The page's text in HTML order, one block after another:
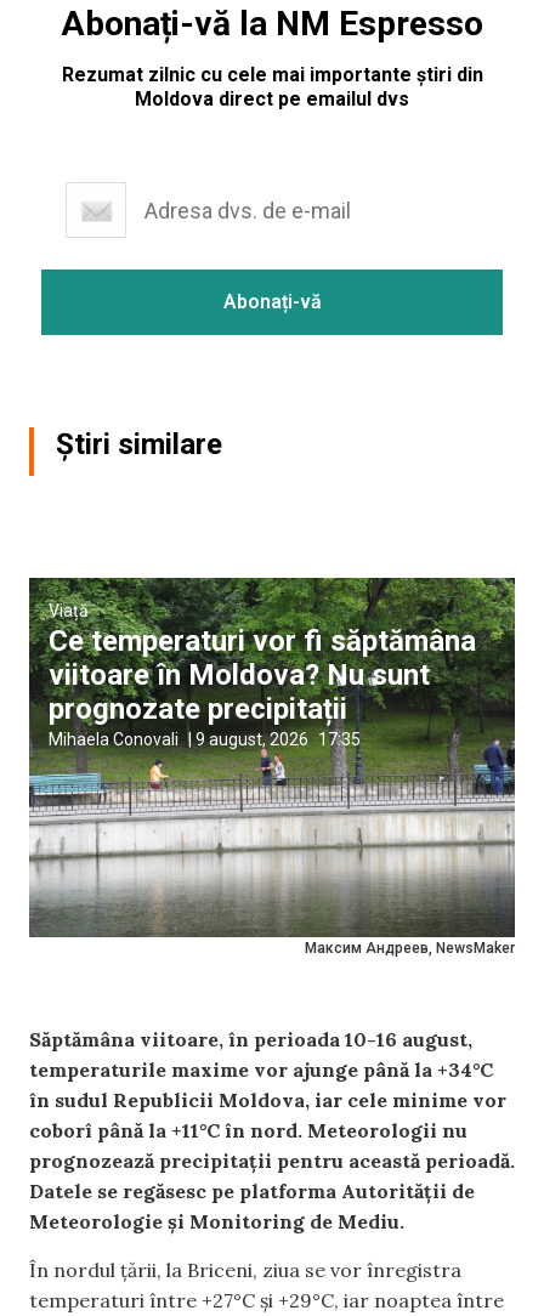
Abonați-vă la NM Espresso
Rezumat zilnic cu cele mai importante știri din
Moldova direct pe emailul dvs
Știri similare
Максим Андреев, NewsMaker
Viață
Ce temperaturi vor fi săptămâna
viitoare în Moldova? Nu sunt
prognozate precipitații
Mihaela Conovali | 9 august, 2026 17:35
Săptămâna viitoare, în perioada 10-16 august,
temperaturile maxime vor ajunge până la +34°C
în sudul Republicii Moldova, iar cele minime vor
coborî până la +11°C în nord. Meteorologii nu
prognozează precipitații pentru această perioadă.
Datele se regăsesc pe platforma Autorității de
Meteorologie și Monitoring de Mediu.
În nordul țării, la Briceni, ziua se vor înregistra
temperaturi între +27°C și +29°C, iar noaptea între